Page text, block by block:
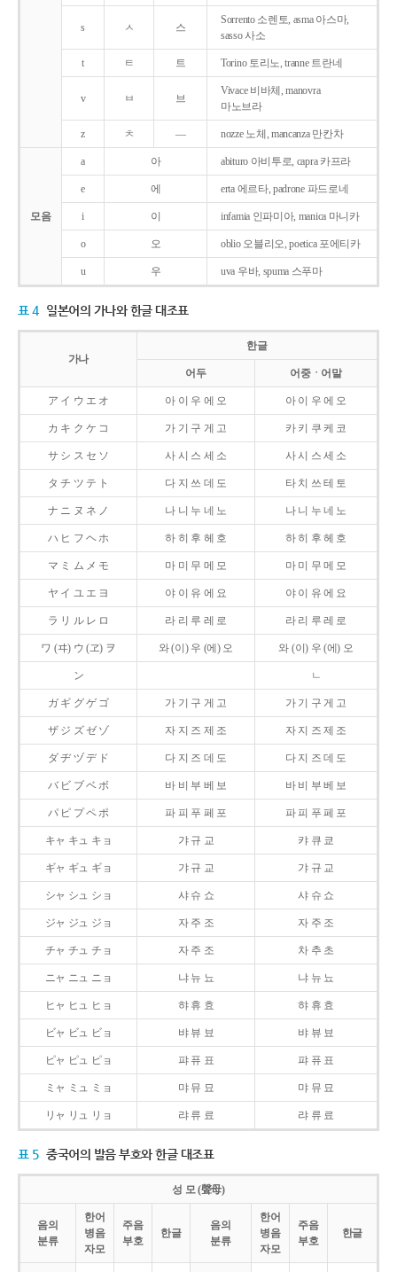
s ㅅ 스
Sorrento 소렌토, asma 아스마,
sasso 사소
t ㅌ 트 Torino 토리노, tranne 트란네
v ㅂ 브
Vivace 비바체, manovra
마노브라
z ㅊ ― nozze 노체, mancanza 만칸차
모음
a 아 abituro 아비투로, capra 카프라
e 에 erta 에르타, padrone 파드로네
i 이 infamia 인파미아, manica 마니카
o 오 oblio 오블리오, poetica 포에티카
u 우 uva 우바, spuma 스푸마
표 4 일본어의 가나와 한글 대조표
가나
한글
어두 어중ㆍ어말
ア イ ウ エ オ 아 이 우 에 오 아 이 우 에 오
カ キ ク ケ コ 가 기 구 게 고 카 키 쿠 케 코
サ シ ス セ ソ 사 시 스 세 소 사 시 스 세 소
タ チ ツ テ ト 다 지 쓰 데 도 타 치 쓰 테 토
ナ ニ ヌ ネ ノ 나 니 누 네 노 나 니 누 네 노
ハ ヒ フ ヘ ホ 하 히 후 헤 호 하 히 후 헤 호
マ ミ ム メ モ 마 미 무 메 모 마 미 무 메 모
ヤ イ ユ エ ヨ 야 이 유 에 요 야 이 유 에 요
ラ リ ル レ ロ 라 리 루 레 로 라 리 루 레 로
ワ (ヰ) ウ (ヱ) ヲ 와 (이) 우 (에) 오 와 (이) 우 (에) 오
ン ㄴ
ガ ギ グ ゲ ゴ 가 기 구 게 고 가 기 구 게 고
ザ ジ ズ ゼ ゾ 자 지 즈 제 조 자 지 즈 제 조
ダ ヂ ヅ デ ド 다 지 즈 데 도 다 지 즈 데 도
バ ビ ブ ベ ボ 바 비 부 베 보 바 비 부 베 보
パ ピ プ ペ ポ 파 피 푸 페 포 파 피 푸 페 포
キャ キュ キョ 갸 규 교 캬 큐 쿄
ギャ ギュ ギョ 갸 규 교 갸 규 교
シャ シュ ショ 샤 슈 쇼 샤 슈 쇼
ジャ ジュ ジョ 자 주 조 자 주 조
チャ チュ チョ 자 주 조 차 추 초
ニャ ニュ ニョ 냐 뉴 뇨 냐 뉴 뇨
ヒャ ヒュ ヒョ 햐 휴 효 햐 휴 효
ビャ ビュ ビョ 뱌 뷰 뵤 뱌 뷰 뵤
ピャ ピュ ピョ 퍄 퓨 표 퍄 퓨 표
ミャ ミュ ミョ 먀 뮤 묘 먀 뮤 묘
リャ リュ リョ 랴 류 료 랴 류 료
표 5 중국어의 발음 부호와 한글 대조표
성 모 (聲母)
음의
분류
한어
병음
자모
주음
부호
한글
음의
분류
한어
병음
자모
주음
부호
한글